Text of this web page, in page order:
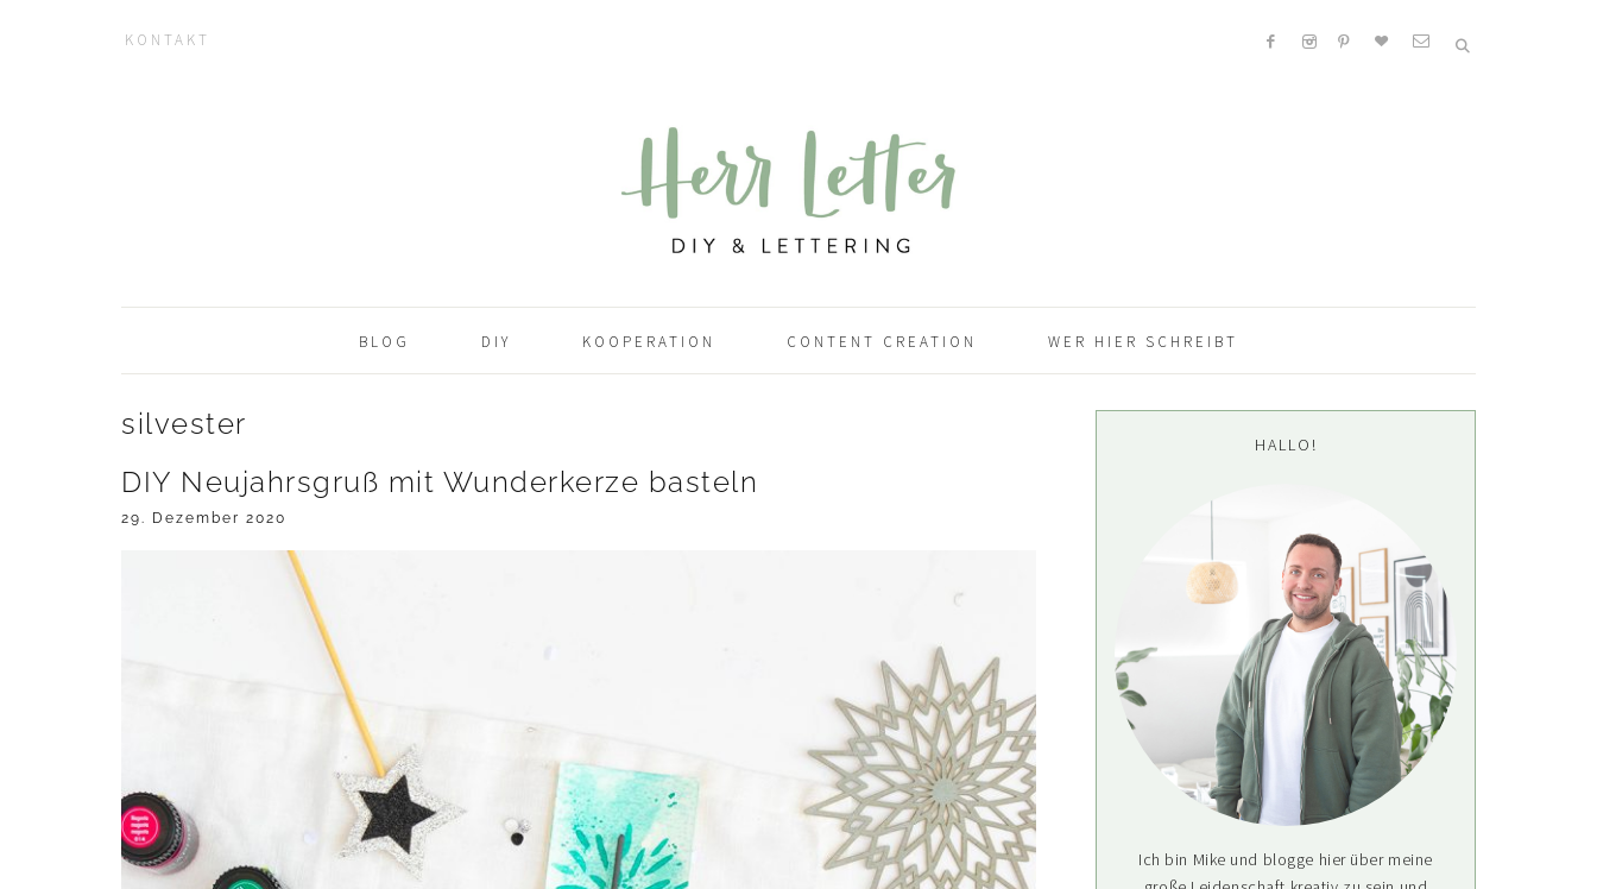
KONTAKT
BLOG DIY KOOPERATION CONTENT CREATION WER HIER SCHREIBT
silvester
DIY Neujahrsgruß mit Wunderkerze basteln
29. Dezember 2020
Seitenspalte
HALLO!
Ich bin Mike und blogge hier über meine